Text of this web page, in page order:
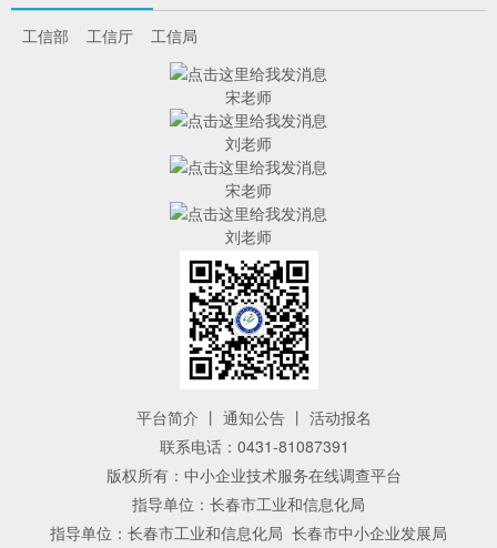
工信部 工信厅 工信局
宋老师
刘老师
宋老师
刘老师
平台简介 丨 通知公告 丨 活动报名
联系电话：0431-81087391
版权所有：中小企业技术服务在线调查平台
指导单位：长春市工业和信息化局
指导单位：长春市工业和信息化局 长春市中小企业发展局